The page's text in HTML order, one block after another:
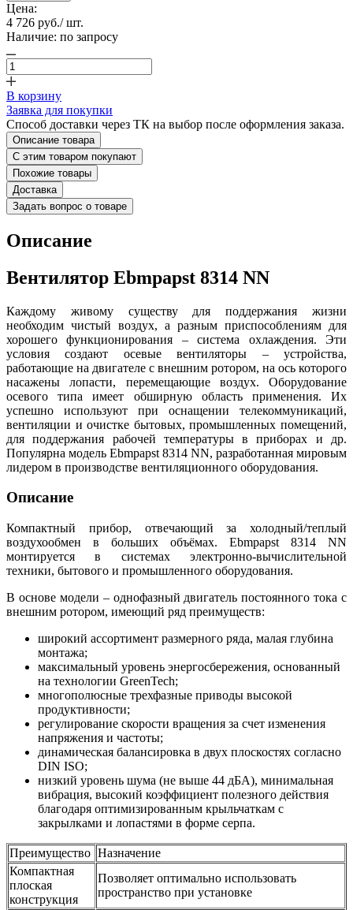
Цена:
4 726 руб./ шт.
Наличие: по запросу
В корзину
Заявка для покупки
Способ доставки через ТК на выбор после оформления заказа.
Описание товара
С этим товаром покупают
Похожие товары
Доставка
Задать вопрос о товаре
Описание
Вентилятор Ebmpapst 8314 NN
Каждому живому существу для поддержания жизни
необходим чистый воздух, а разным приспособлениям для
хорошего функционирования – система охлаждения. Эти
условия создают осевые вентиляторы – устройства,
работающие на двигателе с внешним ротором, на ось которого
насажены лопасти, перемещающие воздух. Оборудование
осевого типа имеет обширную область применения. Их
успешно используют при оснащении телекоммуникаций,
вентиляции и очистке бытовых, промышленных помещений,
для поддержания рабочей температуры в приборах и др.
Популярна модель Ebmpapst 8314 NN, разработанная мировым
лидером в производстве вентиляционного оборудования.
Описание
Компактный прибор, отвечающий за холодный/теплый
воздухообмен в больших объёмах. Ebmpapst 8314 NN
монтируется в системах электронно-вычислительной
техники, бытового и промышленного оборудования.
В основе модели – однофазный двигатель постоянного тока с
внешним ротором, имеющий ряд преимуществ:
широкий ассортимент размерного ряда, малая глубина
монтажа;
максимальный уровень энергосбережения, основанный
на технологии GreenTech;
многополюсные трехфазные приводы высокой
продуктивности;
регулирование скорости вращения за счет изменения
напряжения и частоты;
динамическая балансировка в двух плоскостях согласно
DIN ISO;
низкий уровень шума (не выше 44 дБА), минимальная
вибрация, высокий коэффициент полезного действия
благодаря оптимизированным крыльчаткам с
закрылками и лопастями в форме серпа.
Преимущество Назначение
Компактная
плоская
конструкция
Позволяет оптимально использовать
пространство при установке